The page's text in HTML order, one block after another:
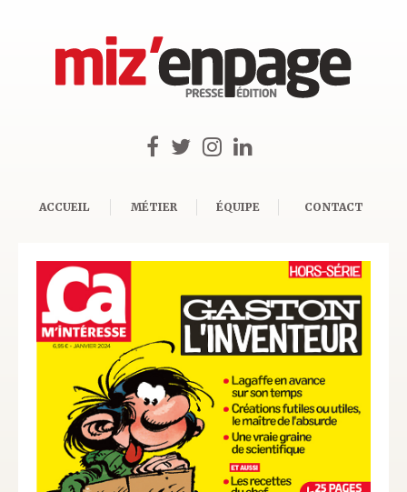
ACCUEIL MÉTIER ÉQUIPE CONTACT